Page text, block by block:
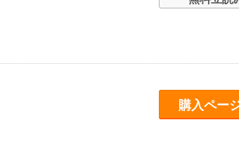
購入ペー